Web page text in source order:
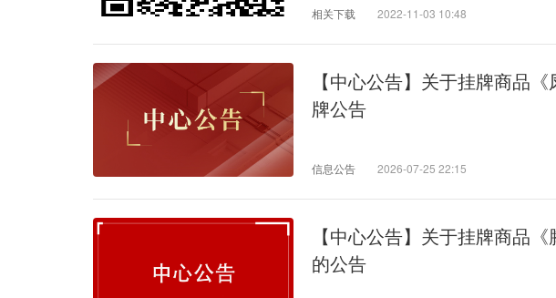
相关下载 2022-11-03 10:48
【中心公告】关于挂牌商品
牌公告
信息公告 2026-07-25 22:15
【中心公告】关于挂牌商品
的公告